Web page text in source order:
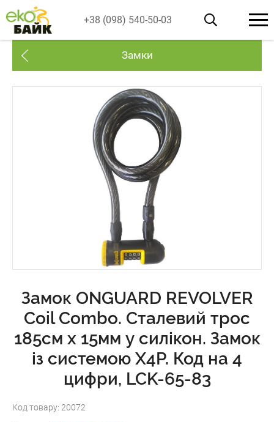
+38 (098) 540-50-03
Замки
Замок ONGUARD REVOLVER
Coil Combo. Сталевий трос
185см х 15мм у силікон. Замок
із системою X4P. Код на 4
цифри, LCK-65-83
Код товару: 20072